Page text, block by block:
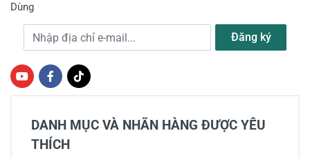
Dùng
Địa chỉ e-mail Đăng ký
DANH MỤC VÀ NHÃN HÀNG ĐƯỢC YÊU
THÍCH